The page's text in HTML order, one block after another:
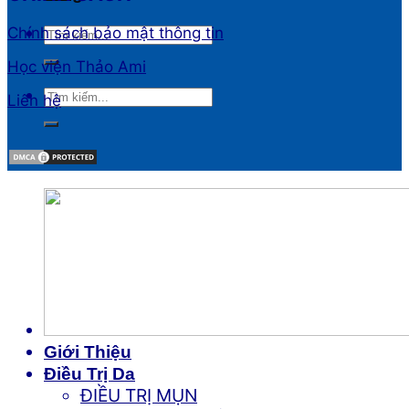
Chính sách bảo mật thông tin
Học viện Thảo Ami
Liên hệ
Giới Thiệu
Điều Trị Da
ĐIỀU TRỊ MỤN